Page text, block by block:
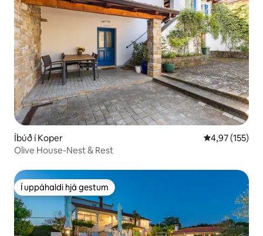
Íbúð í Koper 4,97 af 5 í
4,97 (155)
Olive House-Nest & Rest
Í uppáhaldi hjá gestum
Í uppáhaldi hjá gestum